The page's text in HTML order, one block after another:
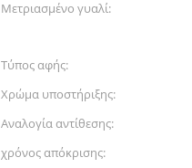
Μετριασμένο γυαλί:
Τύπος αφής:
Χρώμα υποστήριξης:
Αναλογία αντίθεσης:
χρόνος απόκρισης: